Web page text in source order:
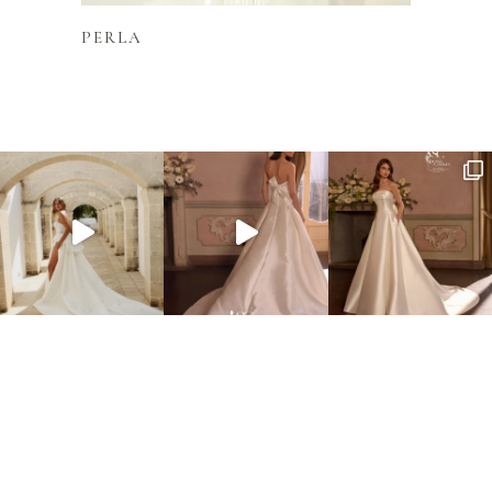
PERLA